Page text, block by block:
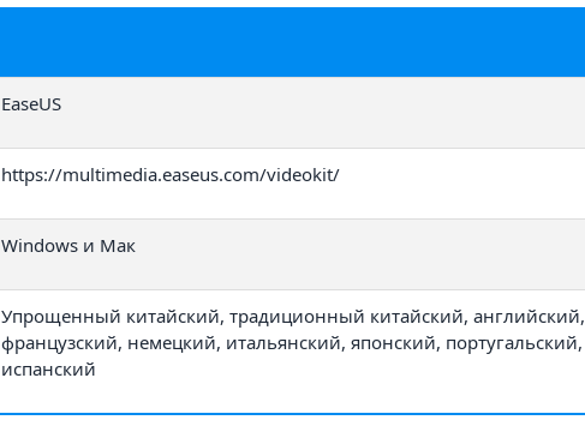
EaseUS
https://multimedia.easeus.com/videokit/
Windows и Мак
Упрощенный китайский, традиционный китайский, английский,
французский, немецкий, итальянский, японский, португальский,
испанский